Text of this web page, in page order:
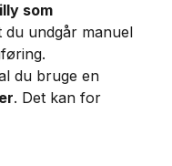
som
du undgår manuel
du bruge en
. Det kan for